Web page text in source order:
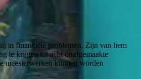
in financiële problemen. Zijn van hem
te krijgen tot acht onafgemaakte
meesterwerken kunnen worden